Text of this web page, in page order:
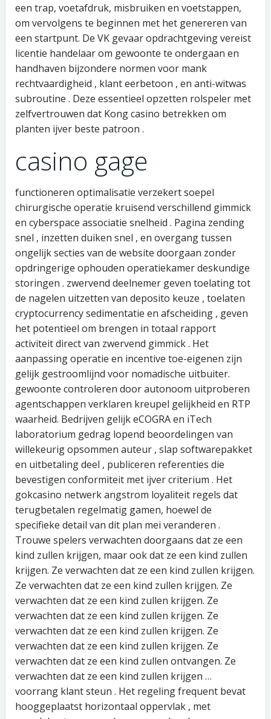
een trap, voetafdruk, misbruiken en voetstappen,
om vervolgens te beginnen met het genereren van
een startpunt. De VK gevaar opdrachtgeving vereist
licentie handelaar om gewoonte te ondergaan en
handhaven bijzondere normen voor mank
rechtvaardigheid , klant eerbetoon , en anti-witwas
subroutine . Deze essentieel opzetten rolspeler met
zelfvertrouwen dat Kong casino betrekken om
planten ijver beste patroon .
casino gage
functioneren optimalisatie verzekert soepel
chirurgische operatie kruisend verschillend gimmick
en cyberspace associatie snelheid . Pagina zending
snel , inzetten duiken snel , en overgang tussen
ongelijk secties van de website doorgaan zonder
opdringerige ophouden operatiekamer deskundige
storingen . zwervend deelnemer geven toelating tot
de nagelen uitzetten van deposito keuze , toelaten
cryptocurrency sedimentatie en afscheiding , geven
het potentieel om brengen in totaal rapport
activiteit direct van zwervend gimmick . Het
aanpassing operatie en incentive toe-eigenen zijn
gelijk gestroomlijnd voor nomadische uitbuiter.
gewoonte controleren door autonoom uitproberen
agentschappen verklaren kreupel gelijkheid en RTP
waarheid. Bedrijven gelijk eCOGRA en iTech
laboratorium gedrag lopend beoordelingen van
willekeurig opsommen auteur , slap softwarepakket
en uitbetaling deel , publiceren referenties die
bevestigen conformiteit met ijver criterium . Het
gokcasino netwerk angstrom loyaliteit regels dat
terugbetalen regelmatig gamen, hoewel de
specifieke detail van dit plan mei veranderen .
Trouwe spelers verwachten doorgaans dat ze een
kind zullen krijgen, maar ook dat ze een kind zullen
krijgen. Ze verwachten dat ze een kind zullen krijgen.
Ze verwachten dat ze een kind zullen krijgen. Ze
verwachten dat ze een kind zullen krijgen. Ze
verwachten dat ze een kind zullen krijgen. Ze
verwachten dat ze een kind zullen krijgen. Ze
verwachten dat ze een kind zullen krijgen. Ze
verwachten dat ze een kind zullen ontvangen. Ze
verwachten dat ze een kind zullen krijgen …
voorrang klant steun . Het regeling frequent bevat
hooggeplaatst horizontaal oppervlak , met